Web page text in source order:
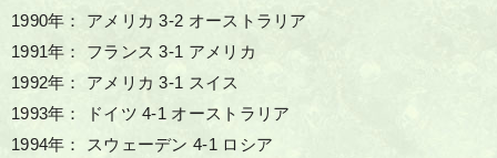
1990年： アメリカ 3-2 オーストラリア
1991年： フランス 3-1 アメリカ
1992年： アメリカ 3-1 スイス
1993年： ドイツ 4-1 オーストラリア
1994年： スウェーデン 4-1 ロシア